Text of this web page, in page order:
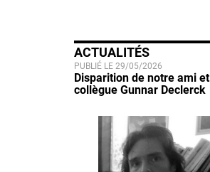
ACTUALITÉS
PUBLIÉ LE 29/05/2026
Disparition de notre ami et
collègue Gunnar Declerck